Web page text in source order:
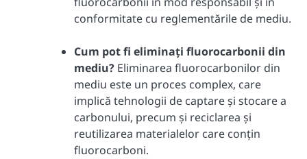
conformitate cu reglementările de mediu.
Cum pot fi eliminați fluorocarbonii din
mediu? Eliminarea fluorocarbonilor din
mediu este un proces complex, care
implică tehnologii de captare și stocare a
carbonului, precum și reciclarea și
reutilizarea materialelor care conțin
fluorocarboni.